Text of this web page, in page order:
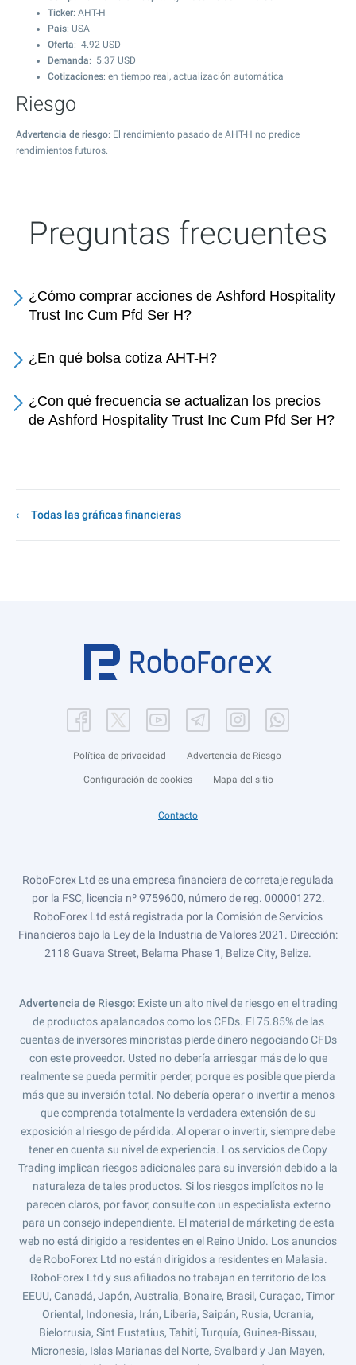
Ticker: AHT-H
País: USA
Oferta: 4.92 USD
Demanda: 5.37 USD
Cotizaciones: en tiempo real, actualización automática
Riesgo
Advertencia de riesgo: El rendimiento pasado de AHT-H no predice
rendimientos futuros.
Preguntas frecuentes
¿Cómo comprar acciones de Ashford Hospitality
Trust Inc Cum Pfd Ser H?
¿En qué bolsa cotiza AHT-H?
¿Con qué frecuencia se actualizan los precios
de Ashford Hospitality Trust Inc Cum Pfd Ser H?
Todas las gráficas financieras
Política de privacidad Advertencia de Riesgo
Configuración de cookies Mapa del sitio
Contacto
RoboForex Ltd es una empresa financiera de corretaje regulada
por la FSC, licencia nº 9759600, número de reg. 000001272.
RoboForex Ltd está registrada por la Comisión de Servicios
Financieros bajo la Ley de la Industria de Valores 2021. Dirección:
2118 Guava Street, Belama Phase 1, Belize City, Belize.
Advertencia de Riesgo: Existe un alto nivel de riesgo en el trading
de productos apalancados como los CFDs. El 75.85% de las
cuentas de inversores minoristas pierde dinero negociando CFDs
con este proveedor. Usted no debería arriesgar más de lo que
realmente se pueda permitir perder, porque es posible que pierda
más que su inversión total. No debería operar o invertir a menos
que comprenda totalmente la verdadera extensión de su
exposición al riesgo de pérdida. Al operar o invertir, siempre debe
tener en cuenta su nivel de experiencia. Los servicios de Copy
Trading implican riesgos adicionales para su inversión debido a la
naturaleza de tales productos. Si los riesgos implícitos no le
parecen claros, por favor, consulte con un especialista externo
para un consejo independiente. El material de márketing de esta
web no está dirigido a residentes en el Reino Unido. Los anuncios
de RoboForex Ltd no están dirigidos a residentes en Malasia.
RoboForex Ltd y sus afiliados no trabajan en territorio de los
EEUU, Canadá, Japón, Australia, Bonaire, Brasil, Curaçao, Timor
Oriental, Indonesia, Irán, Liberia, Saipán, Rusia, Ucrania,
Bielorrusia, Sint Eustatius, Tahití, Turquía, Guinea-Bissau,
Micronesia, Islas Marianas del Norte, Svalbard y Jan Mayen,